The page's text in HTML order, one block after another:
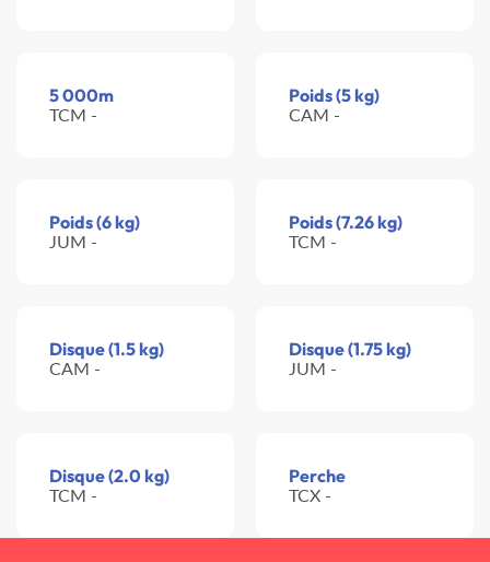
5 000m
TCM -
Poids (5 kg)
CAM -
Poids (6 kg)
JUM -
Poids (7.26 kg)
TCM -
Disque (1.5 kg)
CAM -
Disque (1.75 kg)
JUM -
Disque (2.0 kg)
TCM -
Perche
TCX -